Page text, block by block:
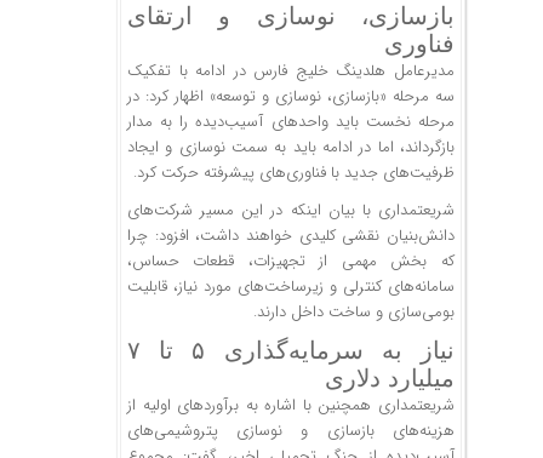
بازسازی، نوسازی و ارتقای
فناوری
مدیرعامل هلدینگ خلیج فارس در ادامه با تفکیک
سه مرحله «بازسازی، نوسازی و توسعه» اظهار کرد: در
مرحله نخست باید واحد‌های آسیب‌دیده را به مدار
بازگرداند، اما در ادامه باید به سمت نوسازی و ایجاد
ظرفیت‌های جدید با فناوری‌های پیشرفته حرکت کرد.
شریعتمداری با بیان اینکه در این مسیر شرکت‌های
دانش‌بنیان نقشی کلیدی خواهند داشت، افزود: چرا
که بخش مهمی از تجهیزات، قطعات حساس،
سامانه‌های کنترلی و زیرساخت‌های مورد نیاز، قابلیت
بومی‌سازی و ساخت داخل دارند.
نیاز به سرمایه‌گذاری ۵ تا ۷
میلیارد دلاری
شریعتمداری همچنین با اشاره به برآورد‌های اولیه از
هزینه‌های بازسازی و نوسازی پتروشیمی‌های